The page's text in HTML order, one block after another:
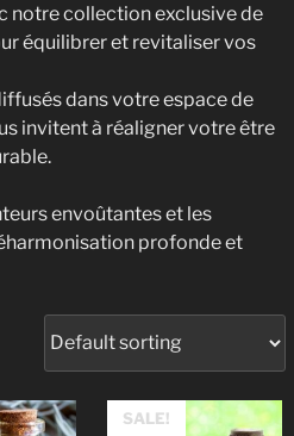
notre collection exclusive de
équilibrer et revitaliser vos
dans votre espace de
invitent à réaligner votre être
envoûtantes et les
profonde et
SALE!